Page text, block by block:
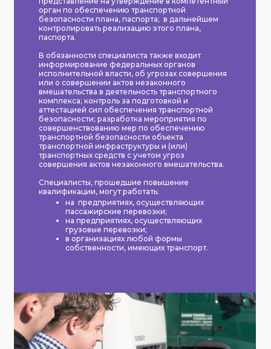
орган по обеспечению транспортной
безопасности плана, паспорта; в дальнейшем
контролировать реализацию этого плана,
паспорта.
В обязанности специалиста также входит
информирование федеральных органов
исполнительной власти, об угрозах совершения
или о совершении актов незаконного
вмешательства в деятельность транспортного
комплекса; контроль за подготовкой и
аттестацией сил обеспечения транспортной
безопасности; разработка мероприятия по
совершенствованию мер по обеспечению
транспортной безопасности объекта
транспортной инфраструктуры и (или)
транспортных средств с учетом угроз
совершения актов незаконного вмешательства.
Специалисты, прошедшие повышение
квалификации, могут работать:
на предприятиях, осуществляющих
пассажирские перевозки;
на предприятиях, осуществляющих
грузовые перевозки;
в организациях любой формы
собственности, имеющих транспорт.